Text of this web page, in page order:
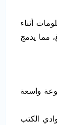
أثناء
مما يدمج
واسعة
الكتب